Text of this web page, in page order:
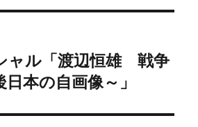
ャル「渡辺恒雄 戦争
本の自画像～」